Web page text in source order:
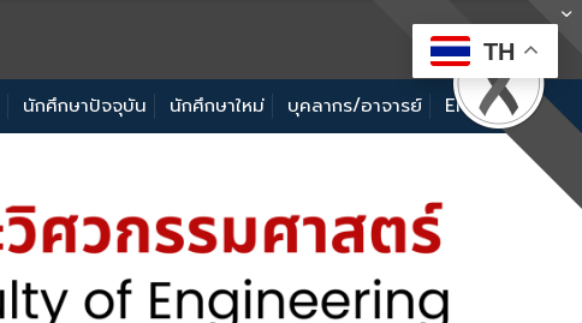
นักศึกษาปัจจุบัน นักศึกษาใหม่ บุคลากร/อาจารย์ EN
TH